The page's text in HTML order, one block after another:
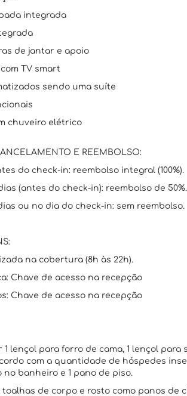
integrada
de jantar e apoio
TV smart
sendo uma suíte
chuveiro elétrico
E REEMBOLSO:
do check-in: reembolso integral (100%).
(antes do check-in): reembolso de 50%.
ou no dia do check-in: sem reembolso.
na cobertura (8h às 22h).
Chave de acesso na recepção
Chave de acesso na recepção
1 lençol para forro de cama, 1 lençol
com a quantidade de hóspedes
banheiro e 1 pano de piso.
de corpo e rosto como panos de